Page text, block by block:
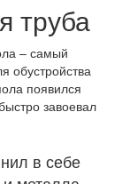
труба
– самый
обустройства
появился
завоевал
в себе